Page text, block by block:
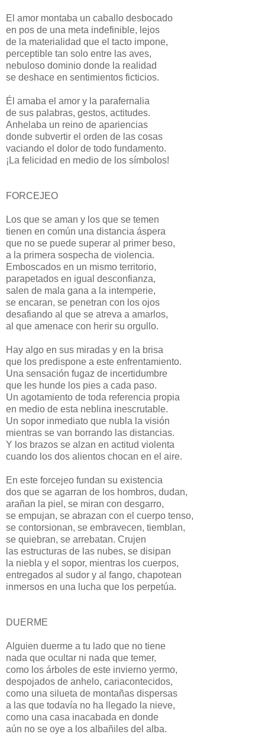
El amor montaba un caballo desbocado
en pos de una meta indefinible, lejos
de la materialidad que el tacto impone,
perceptible tan solo entre las aves,
nebuloso dominio donde la realidad
se deshace en sentimientos ficticios.
Él amaba el amor y la parafernalia
de sus palabras, gestos, actitudes.
Anhelaba un reino de apariencias
donde subvertir el orden de las cosas
vaciando el dolor de todo fundamento.
¡La felicidad en medio de los símbolos!
FORCEJEO
Los que se aman y los que se temen
tienen en común una distancia áspera
que no se puede superar al primer beso,
a la primera sospecha de violencia.
Emboscados en un mismo territorio,
parapetados en igual desconfianza,
salen de mala gana a la intemperie,
se encaran, se penetran con los ojos
desafiando al que se atreva a amarlos,
al que amenace con herir su orgullo.
Hay algo en sus miradas y en la brisa
que los predispone a este enfrentamiento.
Una sensación fugaz de incertidumbre
que les hunde los pies a cada paso.
Un agotamiento de toda referencia propia
en medio de esta neblina inescrutable.
Un sopor inmediato que nubla la visión
mientras se van borrando las distancias.
Y los brazos se alzan en actitud violenta
cuando los dos alientos chocan en el aire.
En este forcejeo fundan su existencia
dos que se agarran de los hombros, dudan,
arañan la piel, se miran con desgarro,
se empujan, se abrazan con el cuerpo tenso,
se contorsionan, se embravecen, tiemblan,
se quiebran, se arrebatan. Crujen
las estructuras de las nubes, se disipan
la niebla y el sopor, mientras los cuerpos,
entregados al sudor y al fango, chapotean
inmersos en una lucha que los perpetúa.
DUERME
Alguien duerme a tu lado que no tiene
nada que ocultar ni nada que temer,
como los árboles de este invierno yermo,
despojados de anhelo, cariacontecidos,
como una silueta de montañas dispersas
a las que todavía no ha llegado la nieve,
como una casa inacabada en donde
aún no se oye a los albañiles del alba.